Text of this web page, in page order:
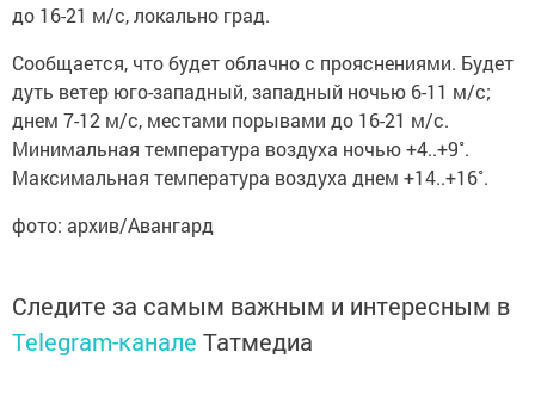
до 16-21 м/с, локально град.
Сообщается, что будет облачно с прояснениями. Будет
дуть ветер юго-западный, западный ночью 6-11 м/с;
днем 7-12 м/с, местами порывами до 16-21 м/с.
Минимальная температура воздуха ночью +4..+9˚.
Максимальная температура воздуха днем +14..+16˚.
фото: архив/Авангард
Следите за самым важным и интересным в
Telegram-канале Татмедиа